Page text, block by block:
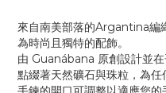
來自南美部落的Argantina編
為時尚且獨特的配飾。
由 Guanábana 原創設計並
點綴著天然礦石與珠粒，為任